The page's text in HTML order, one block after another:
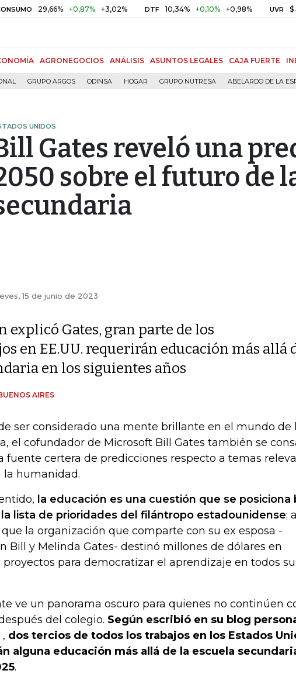
29,66% +0,87% +3,02% DTF 10,34% +0,10% +0,98% UVR $ 416,91
AGRONEGOCIOS ANÁLISIS ASUNTOS LEGALES CAJA FUERTE
GRUPO ARGOS ODINSA HOGAR GRUPO NUTRESA ABELARDO DE LA
UNIDOS
Gates reveló una
sobre el futuro de
15 de junio de 2023
explicó Gates, gran parte de los
en EE.UU. requerirán educación más allá
en los siguientes años
AIRES
ser considerado una mente brillante en el mundo de
el cofundador de Microsoft Bill Gates también se
fuente certera de predicciones respecto a temas
la humanidad.
la educación es una cuestión que se posiciona
la lista de prioridades del filántropo estadounidense; al
la organización que comparte con su ex esposa -
Bill y Melinda Gates- destinó millones de dólares en
para democratizar el aprendizaje en todos
ve un panorama oscuro para quienes no continúen
del colegio. Según escribió en su blog
dos tercios de todos los trabajos en los Estados
alguna educación más allá de la escuela
.